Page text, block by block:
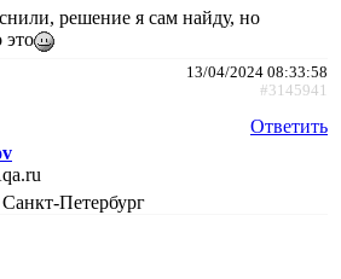
решение я сам найду, но
это
13/04/2024 08:33:58
#3145941
Ответить
Санкт-Петербург